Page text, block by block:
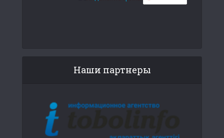
Наши партнеры